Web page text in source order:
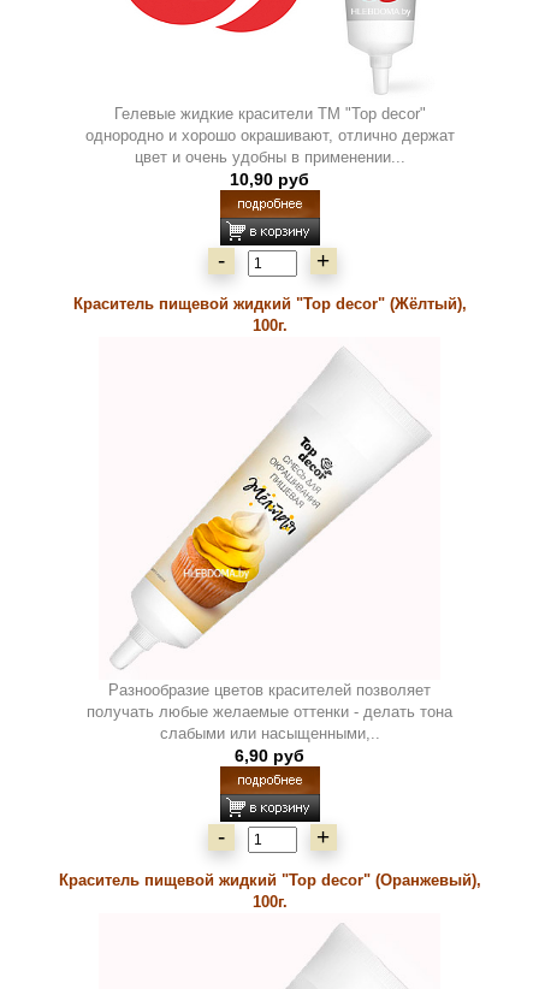
Гелевые жидкие красители ТМ "Top decor"
однородно и хорошо окрашивают, отлично держат
цвет и очень удобны в применении...
10,90 руб
- +
Краситель пищевой жидкий "Top decor" (Жёлтый),
100г.
Разнообразие цветов красителей позволяет
получать любые желаемые оттенки - делать тона
слабыми или насыщенными,..
6,90 руб
- +
Краситель пищевой жидкий "Top decor" (Оранжевый),
100г.